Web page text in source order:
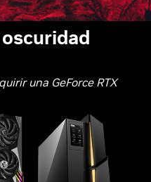
una GeForce RTX